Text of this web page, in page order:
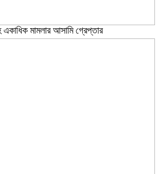
মামলার আসামি গ্রেপ্তার